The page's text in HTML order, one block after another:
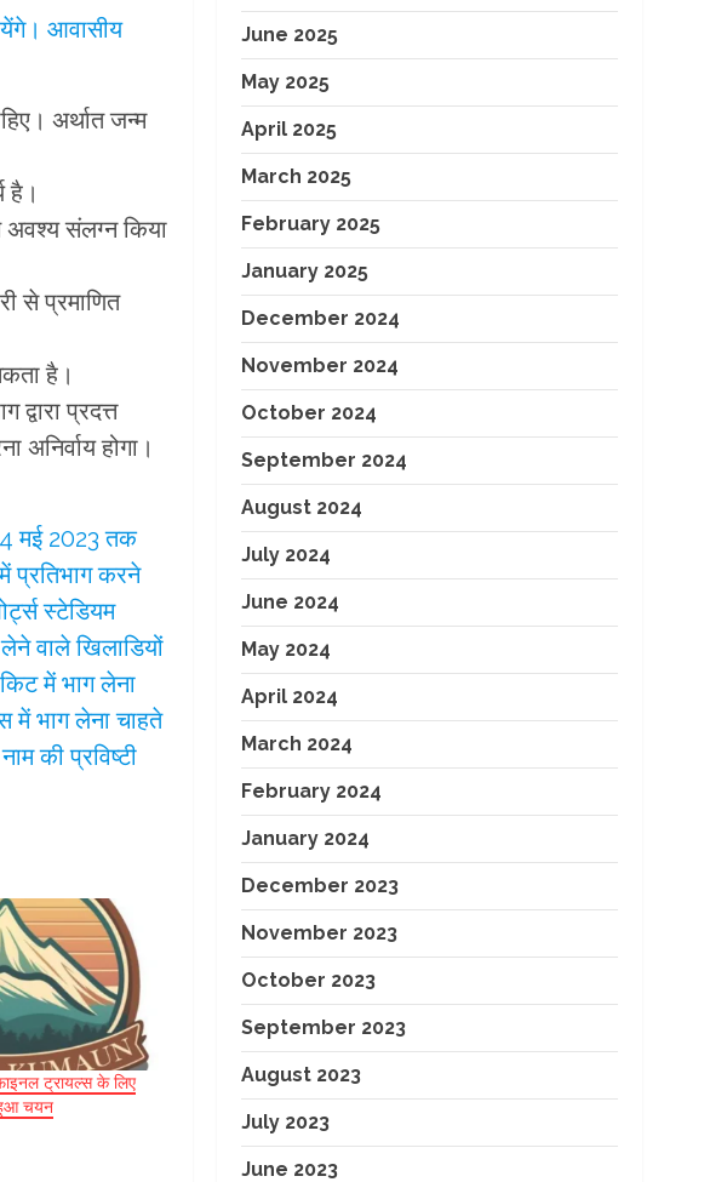
आवासीय
अर्थात जन्म
है।
अवश्य संलग्न किया
से प्रमाणित
है।
प्रदत्त
होगा।
मई 2023 तक
प्रतिभाग करने
स्टेडियम
वाले खिलाडियों
में भाग लेना
में भाग लेना चाहते
की प्रविष्टी
ट्रायल्स के लिए
चयन
June 2025
May 2025
April 2025
March 2025
February 2025
January 2025
December 2024
November 2024
October 2024
September 2024
August 2024
July 2024
June 2024
May 2024
April 2024
March 2024
February 2024
January 2024
December 2023
November 2023
October 2023
September 2023
August 2023
July 2023
June 2023